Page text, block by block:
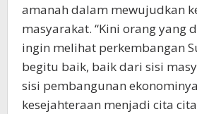
amanah dalam mewujudkan
masyarakat. “Kini orang yang
ingin melihat perkembangan
begitu baik, baik dari sisi
sisi pembangunan
kesejahteraan menjadi cita